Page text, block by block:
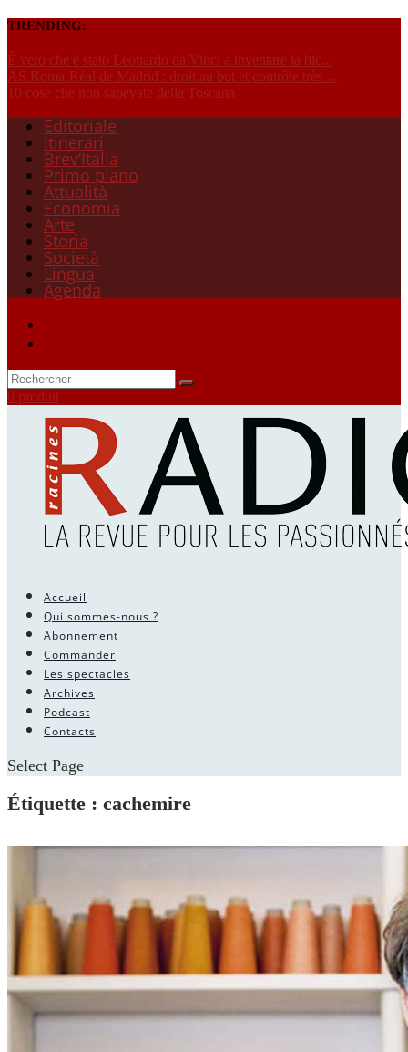
TRENDING:
È vero che è stato Leonardo da Vinci a inventare la bic...
AS Roma-Réal de Madrid : droit au but et contrôle très ...
10 cose che non sapevate della Toscana
Editoriale
Itinerari
Brev’Italia
Primo piano
Attualità
Economia
Arte
Storia
Società
Lingua
Agenda
0 produit
Accueil
Qui sommes-nous ?
Abonnement
Commander
Les spectacles
Archives
Podcast
Contacts
Select Page
Étiquette : cachemire